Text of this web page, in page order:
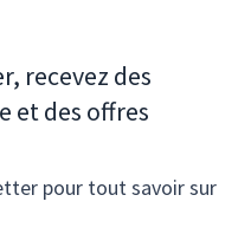
recevez des
et des offres
pour tout savoir sur